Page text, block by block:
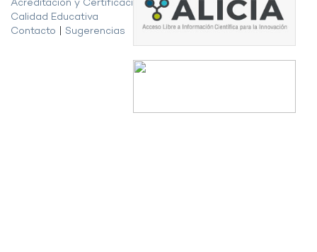
Acreditación y Certificación de la
Calidad Educativa
Contacto
Sugerencias